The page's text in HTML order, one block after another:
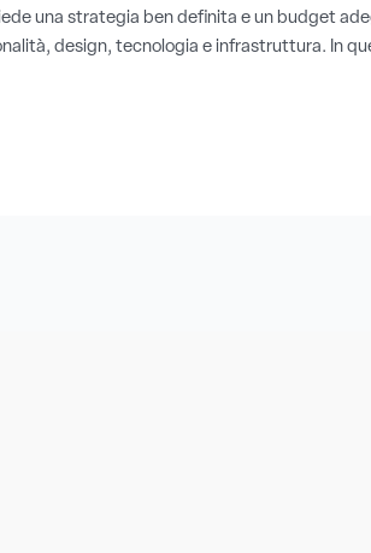
una strategia ben definita e un budget
design, tecnologia e infrastruttura. In